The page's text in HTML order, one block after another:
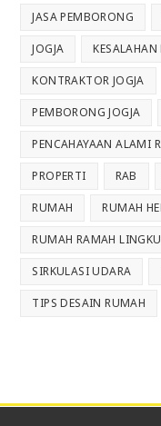
JASA PEMBORONG
JOGJA
KONTRAKTOR JOGJA
PEMBORONG JOGJA
PENCAHAYAAN ALAMI
PROPERTI RAB
RUMAH RUMAH
RUMAH RAMAH
SIRKULASI UDARA
TIPS DESAIN RUMAH